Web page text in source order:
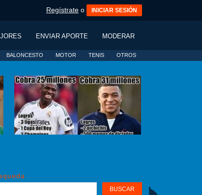
Regístrate o INICIAR SESIÓN
ENVIAR APORTE MODERAR
BALONCESTO MOTOR TENIS OTROS